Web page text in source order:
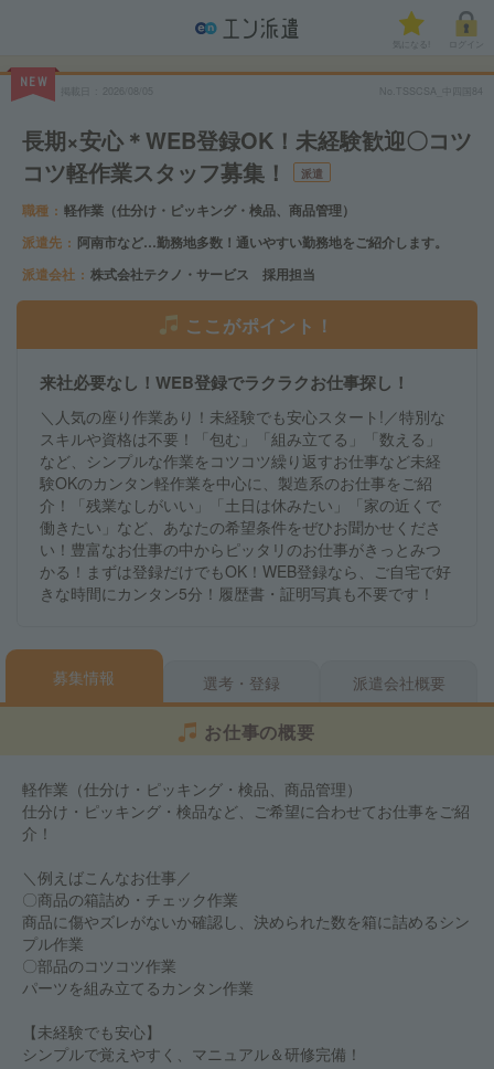
気になる!
NEW
2026/08/05 No.TSSCSA_中四国84
長期×安心＊WEB登録OK！未経験歓迎〇コツ
コツ軽作業スタッフ募集！
派遣
職種
軽作業（仕分け・ピッキング・検品、商品管理）
派遣先
阿南市など…勤務地多数！通いやすい勤務地をご紹介します。
派遣会社
株式会社テクノ・サービス 採用担当
ここがポイント！
来社必要なし！WEB登録でラクラクお仕事探し！
＼人気の座り作業あり！未経験でも安心スタート!／特別な
スキルや資格は不要！「包む」「組み立てる」「数える」
など、シンプルな作業をコツコツ繰り返すお仕事など未経
験OKのカンタン軽作業を中心に、製造系のお仕事をご紹
介！「残業なしがいい」「土日は休みたい」「家の近くで
働きたい」など、あなたの希望条件をぜひお聞かせくださ
い！豊富なお仕事の中からピッタリのお仕事がきっとみつ
かる！まずは登録だけでもOK！WEB登録なら、ご自宅で好
きな時間にカンタン5分！履歴書・証明写真も不要です！
募集情報 選考・登録 派遣会社概要
お仕事の概要
軽作業（仕分け・ピッキング・検品、商品管理）
仕分け・ピッキング・検品など、ご希望に合わせてお仕事をご紹
介！
＼例えばこんなお仕事／
〇商品の箱詰め・チェック作業
商品に傷やズレがないか確認し、決められた数を箱に詰めるシン
プル作業
〇部品のコツコツ作業
パーツを組み立てるカンタン作業
【未経験でも安心】
シンプルで覚えやすく、マニュアル＆研修完備！